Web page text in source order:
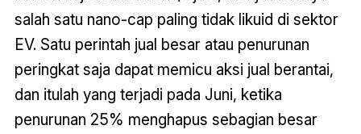
salah satu nano-cap paling tidak likuid di sektor
EV. Satu perintah jual besar atau penurunan
peringkat saja dapat memicu aksi jual berantai,
dan itulah yang terjadi pada Juni, ketika
penurunan 25% menghapus sebagian besar